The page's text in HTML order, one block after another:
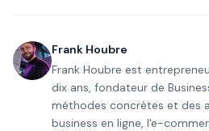
Frank Houbre
Frank Houbre est
dix ans, fondateur de
méthodes concrètes et des
business en ligne, l'e-